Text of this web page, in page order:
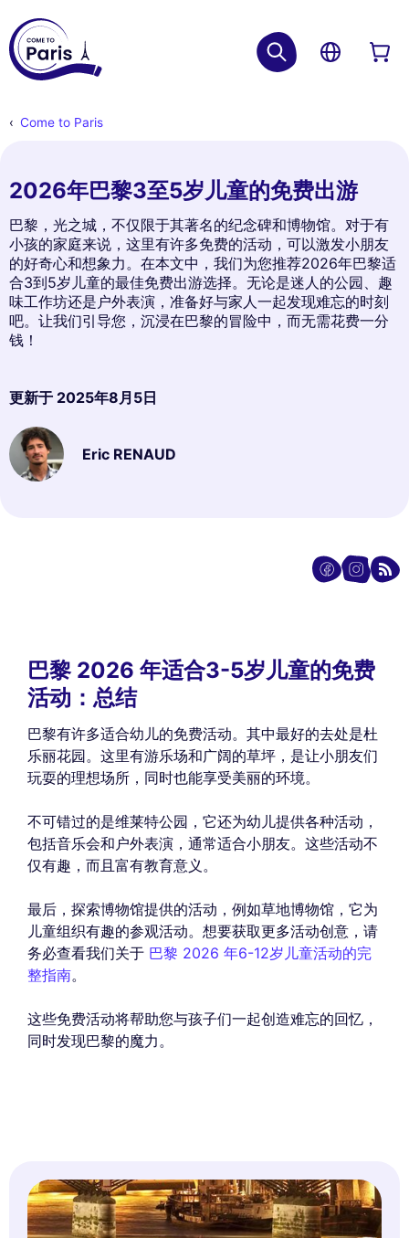
Come to Paris
2026年巴黎3至5岁儿童的免费出游
巴黎，光之城，不仅限于其著名的纪念碑和博物馆。对于有
小孩的家庭来说，这里有许多免费的活动，可以激发小朋友
的好奇心和想象力。在本文中，我们为您推荐2026年巴黎适
合3到5岁儿童的最佳免费出游选择。无论是迷人的公园、趣
味工作坊还是户外表演，准备好与家人一起发现难忘的时刻
吧。让我们引导您，沉浸在巴黎的冒险中，而无需花费一分
钱！
更新于 2025年8月5日
Eric RENAUD
巴黎 2026 年适合3-5岁儿童的免费
活动：总结
巴黎有许多适合幼儿的免费活动。其中最好的去处是杜
乐丽花园。这里有游乐场和广阔的草坪，是让小朋友们
玩耍的理想场所，同时也能享受美丽的环境。
不可错过的是维莱特公园，它还为幼儿提供各种活动，
包括音乐会和户外表演，通常适合小朋友。这些活动不
仅有趣，而且富有教育意义。
最后，探索博物馆提供的活动，例如草地博物馆，它为
儿童组织有趣的参观活动。想要获取更多活动创意，请
务必查看我们关于 巴黎 2026 年6-12岁儿童活动的完
整指南。
这些免费活动将帮助您与孩子们一起创造难忘的回忆，
同时发现巴黎的魔力。